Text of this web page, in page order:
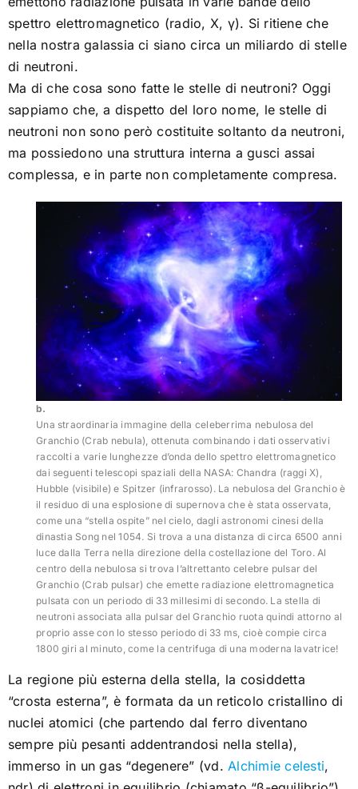
spettro elettromagnetico (radio, X, γ). Si ritiene che
nella nostra galassia ci siano circa un miliardo di stelle
di neutroni.
Ma di che cosa sono fatte le stelle di neutroni? Oggi
sappiamo che, a dispetto del loro nome, le stelle di
neutroni non sono però costituite soltanto da neutroni,
ma possiedono una struttura interna a gusci assai
complessa, e in parte non completamente compresa.
b.
Una straordinaria immagine della celeberrima nebulosa del
Granchio (Crab nebula), ottenuta combinando i dati osservativi
raccolti a varie lunghezze d’onda dello spettro elettromagnetico
dai seguenti telescopi spaziali della NASA: Chandra (raggi X),
Hubble (visibile) e Spitzer (infrarosso). La nebulosa del Granchio è
il residuo di una esplosione di supernova che è stata osservata,
come una “stella ospite” nel cielo, dagli astronomi cinesi della
dinastia Song nel 1054. Si trova a una distanza di circa 6500 anni
luce dalla Terra nella direzione della costellazione del Toro. Al
centro della nebulosa si trova l’altrettanto celebre pulsar del
Granchio (Crab pulsar) che emette radiazione elettromagnetica
pulsata con un periodo di 33 millesimi di secondo. La stella di
neutroni associata alla pulsar del Granchio ruota quindi attorno al
proprio asse con lo stesso periodo di 33 ms, cioè compie circa
1800 giri al minuto, come la centrifuga di una moderna lavatrice!
La regione più esterna della stella, la cosiddetta
“crosta esterna”, è formata da un reticolo cristallino di
nuclei atomici (che partendo dal ferro diventano
sempre più pesanti addentrandosi nella stella),
immerso in un gas “degenere” (vd. Alchimie celesti,